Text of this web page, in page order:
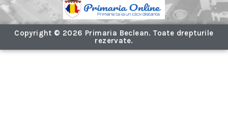
Copyright © 2026 Primaria Beclean. Toate drepturile
rezervate.